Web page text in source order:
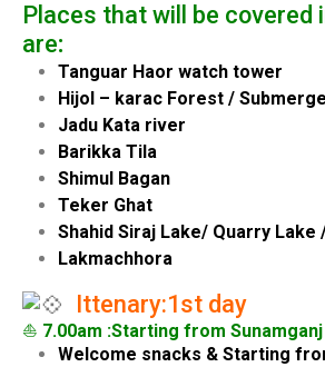
Places that will be covered
are:
Tanguar Haor watch tower
Hijol – karac Forest /
Jadu Kata river
Barikka Tila
Shimul Bagan
Teker Ghat
Shahid Siraj Lake/ Quarry Lake
Lakmachhora
Ittenary:1st day
⛵ 7.00am :Starting from Sunamganj
Welcome snacks & Starting